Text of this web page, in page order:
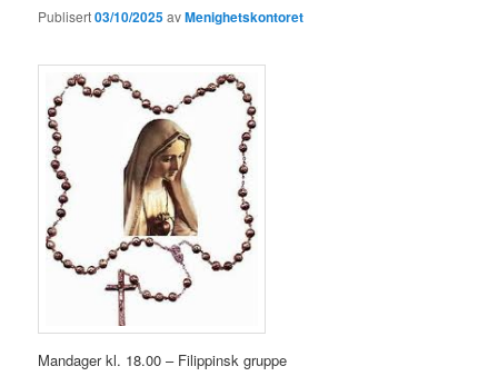
Publisert03/10/2025avMenighetskontoret
Mandager kl. 18.00 – Filippinsk gruppe